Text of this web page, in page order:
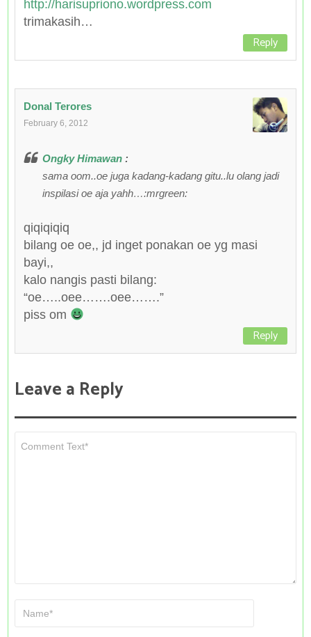
http://harisupriono.wordpress.com
trimakasih…
Reply
Donal Terores
February 6, 2012
Ongky Himawan:
sama oom..oe juga kadang-kadang gitu..lu olang jadi
inspilasi oe aja yahh…:mrgreen:
qiqiqiqiq
bilang oe oe,, jd inget ponakan oe yg masi
bayi,,
kalo nangis pasti bilang:
“oe…..oee…….oee…….”
piss om
Reply
Leave a Reply